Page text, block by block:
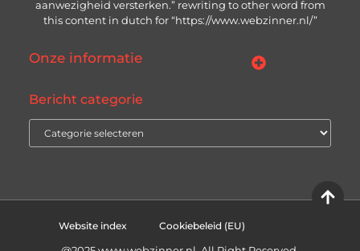
aanwezigheid versterken.” rewriting to other word from
this content in dutch for “https://www.webzinner.nl/”
Onze informatie
Bericht categorie
Website index Cookiebeleid (EU)